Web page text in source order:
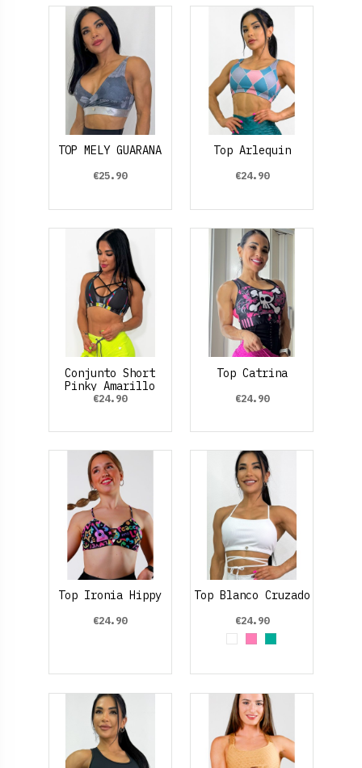
TOP MELY GUARANA
€25.90
Top Arlequin
€24.90
Conjunto Short
Pinky Amarillo
€24.90
Top Catrina
€24.90
Top Ironia Hippy
€24.90
Top Blanco Cruzado
€24.90
WhiteRosa claro
Verde